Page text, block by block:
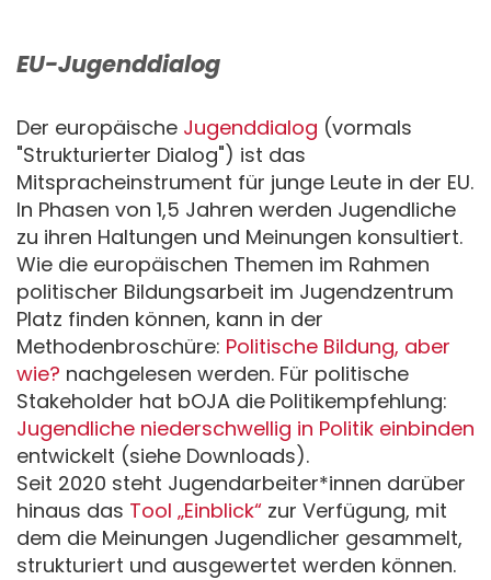
EU-Jugenddialog
Der europäische Jugenddialog (vormals
"Strukturierter Dialog") ist das
Mitspracheinstrument für junge Leute in der EU.
In Phasen von 1,5 Jahren werden Jugendliche
zu ihren Haltungen und Meinungen konsultiert.
Wie die europäischen Themen im Rahmen
politischer Bildungsarbeit im Jugendzentrum
Platz finden können, kann in der
Methodenbroschüre: Politische Bildung, aber
wie? nachgelesen werden. Für politische
Stakeholder hat bOJA die Politikempfehlung:
Jugendliche niederschwellig in Politik einbinden
entwickelt (siehe Downloads).
Seit 2020 steht Jugendarbeiter*innen darüber
hinaus das Tool „Einblick“ zur Verfügung, mit
dem die Meinungen Jugendlicher gesammelt,
strukturiert und ausgewertet werden können.